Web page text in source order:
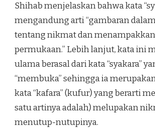
Shihab menjelaskan bahwa kata
mengandung arti “gambaran
tentang nikmat dan
permukaan.” Lebih lanjut, kata ini
ulama berasal dari kata “syakara”
“membuka” sehingga ia
kata “kafara” (kufur) yang berarti
satu artinya adalah) melupakan
menutup-nutupinya.